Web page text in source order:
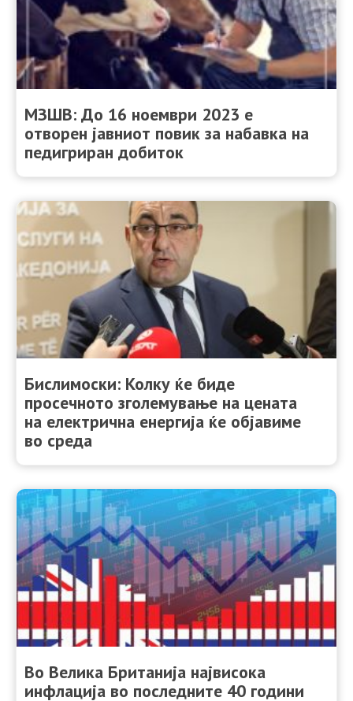
МЗШВ: До 16 ноември 2023 е
отворен јавниот повик за набавка на
педигриран добиток
Бислимоски: Колку ќе биде
просечното зголемување на цената
на електрична енергија ќе објавиме
во среда
Во Велика Британија највисока
инфлација во последните 40 години